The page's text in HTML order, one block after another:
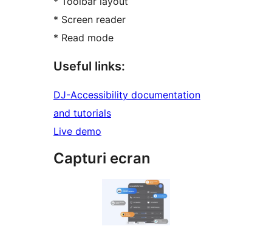
* Screen reader
* Read mode
Useful links:
DJ-Accessibility documentation
and tutorials
Live demo
Capturi ecran